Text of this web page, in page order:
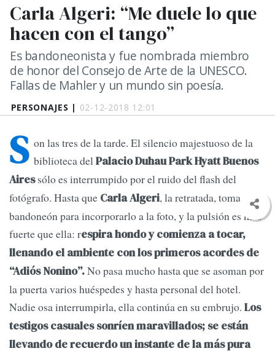
PERSONAJES | 02-12-2018 12:01
Carla Algeri: “Me duele lo que
hacen con el tango”
Es bandoneonista y fue nombrada miembro
de honor del Consejo de Arte de la UNESCO.
Fallas de Mahler y un mundo sin poesía.
S on las tres de la tarde. El silencio majestuoso de la
biblioteca delPalacio Duhau Park Hyatt Buenos
Airessólo es interrumpido por el ruido del flash del
fotógrafo. Hasta que Carla Algeri, la retratada, toma su
bandoneón para incorporarlo a la foto, y la pulsión es más
fuerte que ella: respira hondo y comienza a tocar,
llenando el ambiente con los primeros acordes de
“Adiós Nonino”.No pasa mucho hasta que se asoman por
la puerta varios huéspedes y hasta personal del hotel.
Nadie osa interrumpirla, ella continúa en su embrujo. Los
testigos casuales sonríen maravillados; se están
llevando de recuerdo un instante de la más pura